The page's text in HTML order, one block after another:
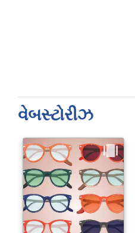
વેબસ્ટોરીઝ